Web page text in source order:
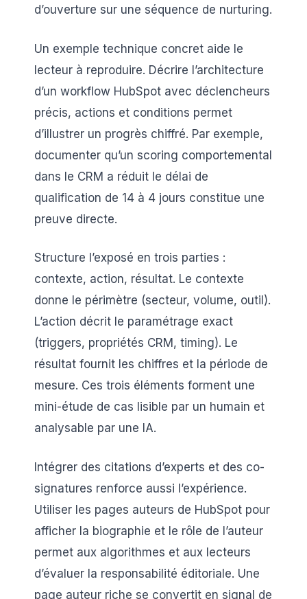
d’ouverture sur une séquence de nurturing.
Un exemple technique concret aide le
lecteur à reproduire. Décrire l’architecture
d’un workflow HubSpot avec déclencheurs
précis, actions et conditions permet
d’illustrer un progrès chiffré. Par exemple,
documenter qu’un scoring comportemental
dans le CRM a réduit le délai de
qualification de 14 à 4 jours constitue une
preuve directe.
Structure l’exposé en trois parties :
contexte, action, résultat. Le contexte
donne le périmètre (secteur, volume, outil).
L’action décrit le paramétrage exact
(triggers, propriétés CRM, timing). Le
résultat fournit les chiffres et la période de
mesure. Ces trois éléments forment une
mini-étude de cas lisible par un humain et
analysable par une IA.
Intégrer des citations d’experts et des co-
signatures renforce aussi l’expérience.
Utiliser les pages auteurs de HubSpot pour
afficher la biographie et le rôle de l’auteur
permet aux algorithmes et aux lecteurs
d’évaluer la responsabilité éditoriale. Une
page auteur riche se convertit en signal de